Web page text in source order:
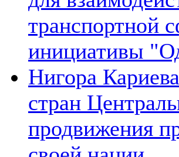
транспортной
инициативы
Нигора
стран
продвижения